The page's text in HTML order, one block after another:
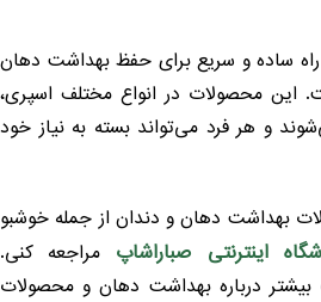
ساده و سریع برای حفظ بهداشت دهان
این محصولات در انواع مختلف اسپری،
و هر فرد می‌تواند بسته به نیاز خود
بهداشت دهان و دندان از جمله خوشبو
اینترنتی صباراشاپ مراجعه کنی.
درباره بهداشت دهان و محصولات